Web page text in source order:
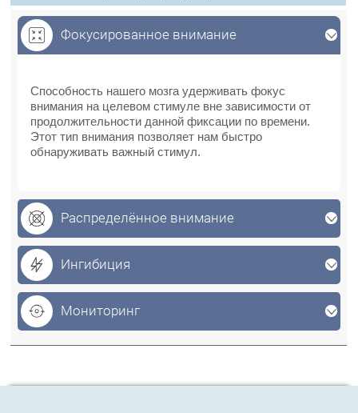
Фокусированное внимание
Способность нашего мозга удерживать фокус
внимания на целевом стимуле вне зависимости от
продолжительности данной фиксации по времени.
Этот тип внимания позволяет нам быстро
обнаруживать важный стимул.
Распределённое внимание
Ингибиция
Мониторинг